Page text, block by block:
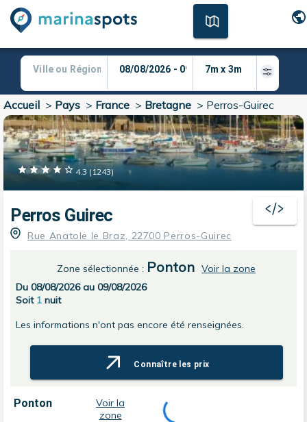
Accueil > Pays > France > Bretagne > Perros-Guirec
4.3 (1243)
Perros Guirec
Rue Anatole le Braz, 22700 Perros-Guirec
Zone sélectionnée : Ponton Voir la zone
Du 08/08/2026 au 09/08/2026
Soit 1 nuit
Les informations n'ont pas encore été renseignées.
Connaître les prix
Ponton
Voir la
zone